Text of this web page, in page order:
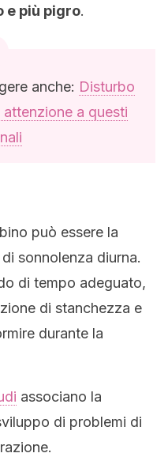
e più pigro.
anche: Disturbo
attenzione a questi
può essere la
sonnolenza diurna.
di tempo adeguato,
di stanchezza e
durante la
associano la
di problemi di